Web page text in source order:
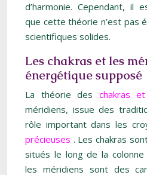
d’harmonie. Cependant, il
que cette théorie n’est pas
scientifiques solides.
Les chakras et les
énergétique supposé
La théorie des chakras
méridiens, issue des
rôle important dans les
précieuses . Les chakras
situés le long de la
les méridiens sont des